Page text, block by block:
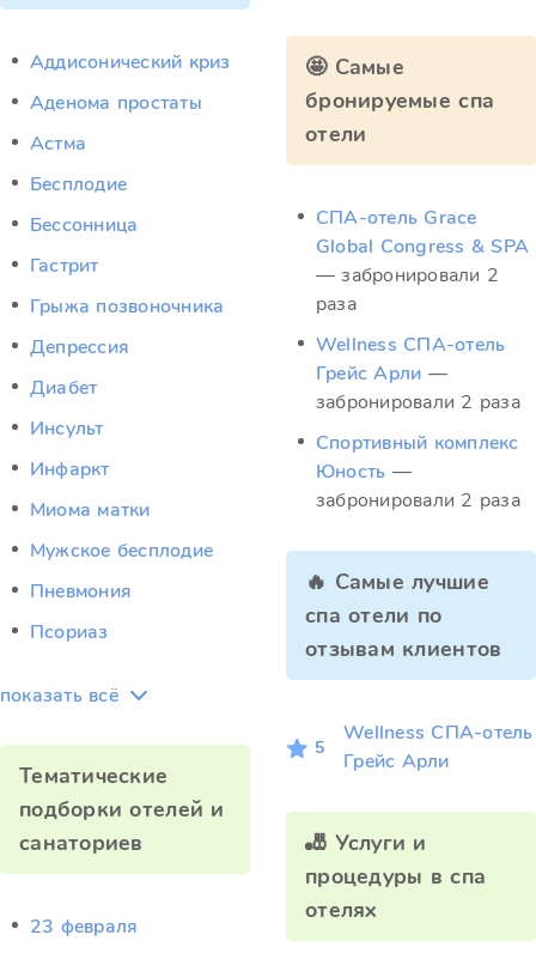
Аддисонический криз
Аденома простаты
Астма
Бесплодие
Бессонница
Гастрит
Грыжа позвоночника
Депрессия
Диабет
Инсульт
Инфаркт
Миома матки
Мужское бесплодие
Пневмония
Псориаз
показать всё
Тематические
подборки отелей и
санаториев
23 февраля
🤩 Самые
бронируемые спа
отели
СПА-отель Grace
Global Congress & SPA
— забронировали 2
раза
Wellness СПА‑отель
Грейс Арли —
забронировали 2 раза
Спортивный комплекс
Юность —
забронировали 2 раза
🔥 Самые лучшие
спа отели по
отзывам клиентов
5
Wellness СПА‑отель
Грейс Арли
🎳 Услуги и
процедуры в спа
отелях